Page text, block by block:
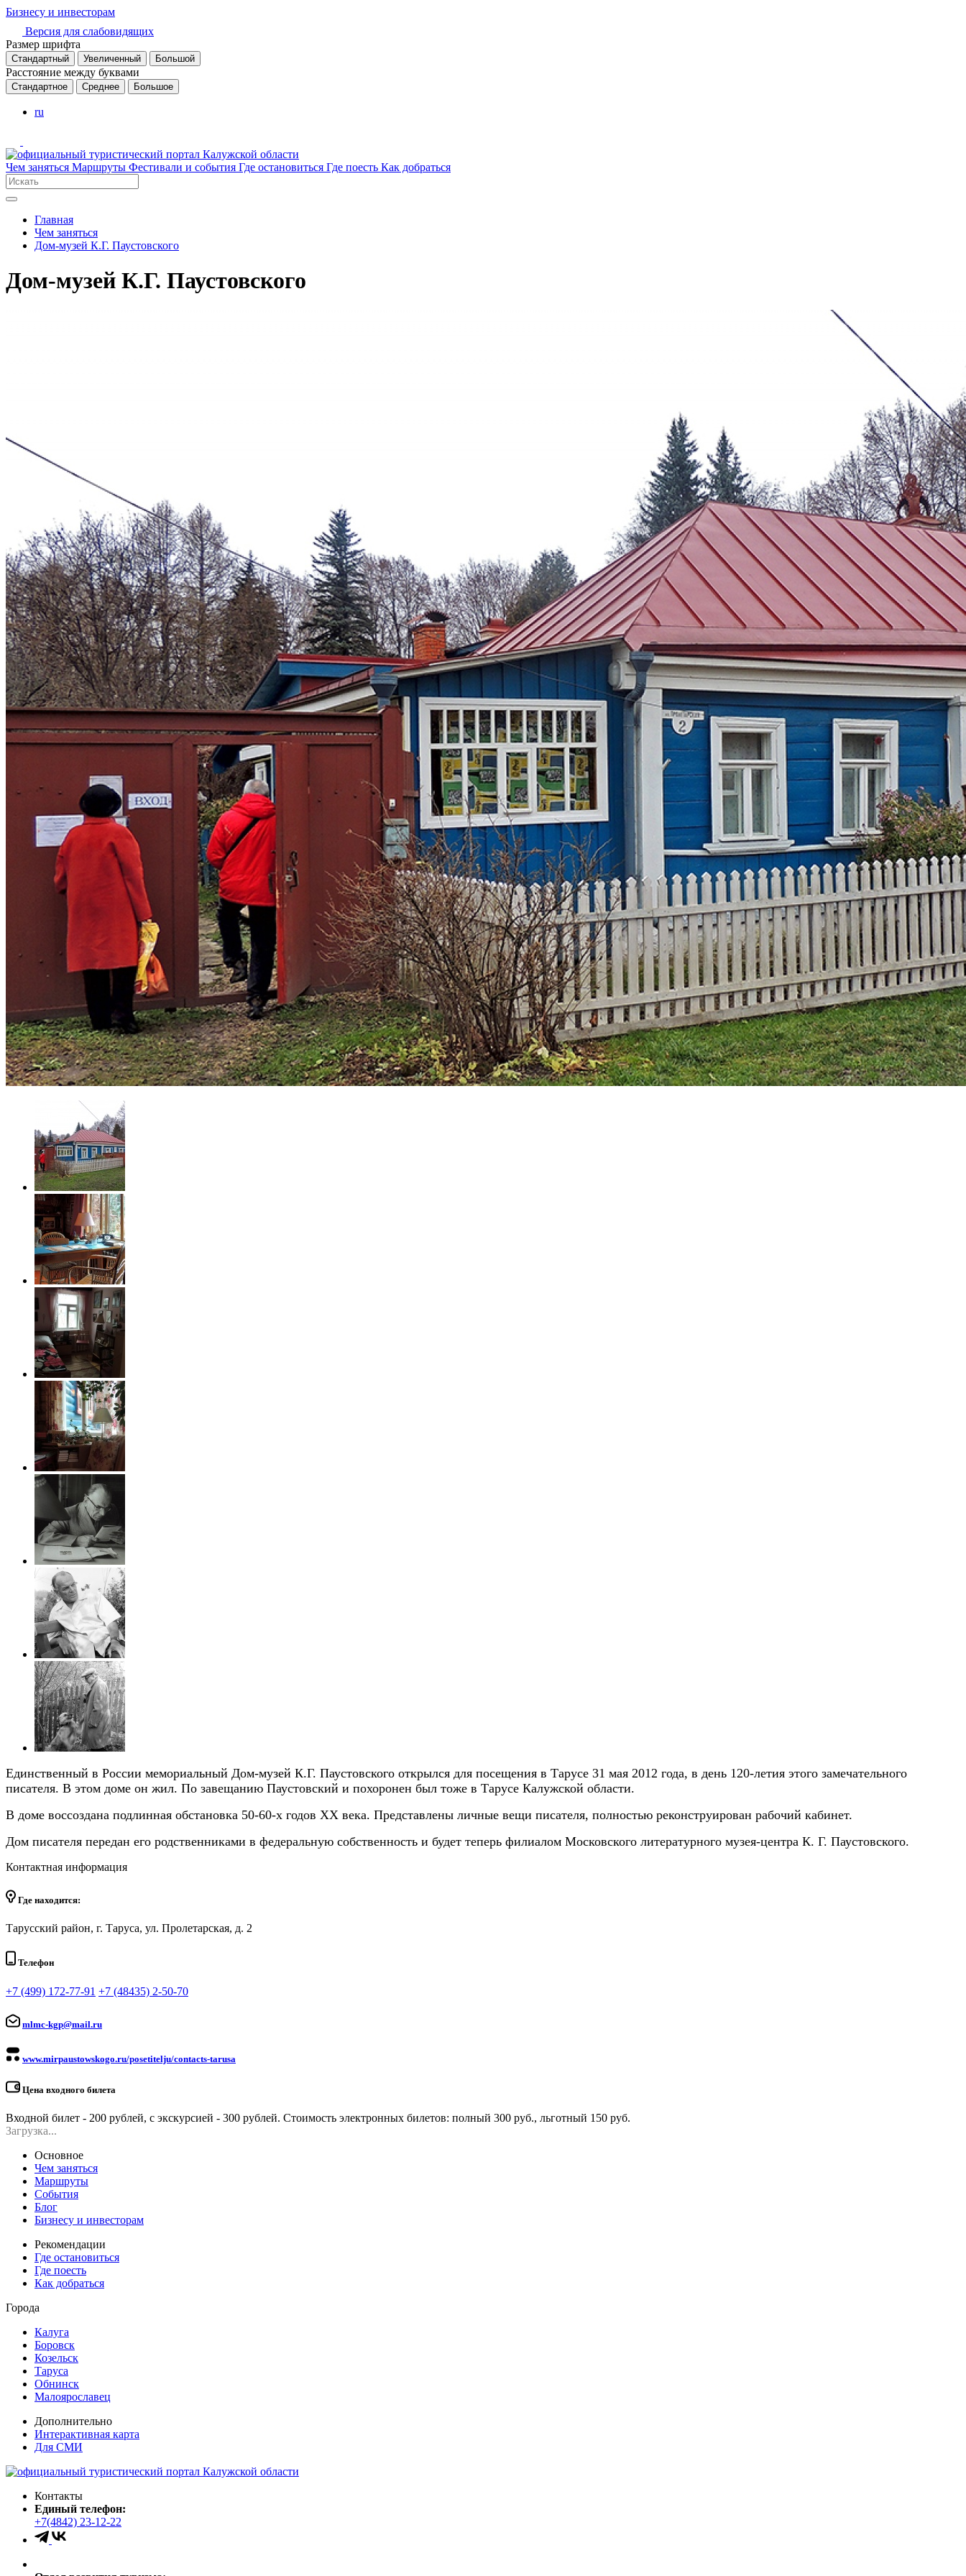
Бизнесу и инвесторам
Версия для слабовидящих
Размер шрифта
Стандартный Увеличенный Большой
Расстояние между буквами
Стандартное Среднее Большое
ru
Чем заняться Маршруты Фестивали и события Где остановиться Где поесть Как добраться
Главная
Чем заняться
Дом-музей К.Г. Паустовского
Дом-музей К.Г. Паустовского
Единственный в России мемориальный Дом-музей К.Г. Паустовского открылся для посещения в Тарусе 31 мая 2012 года, в день 120-летия этого замечательного
писателя. В этом доме он жил. По завещанию Паустовский и похоронен был тоже в Тарусе Калужской области.
В доме воссоздана подлинная обстановка 50-60-х годов ХХ века. Представлены личные вещи писателя, полностью реконструирован рабочий кабинет.
Дом писателя передан его родственниками в федеральную собственность и будет теперь филиалом Московского литературного музея-центра К. Г. Паустовского.
Контактная информация
Где находится:
Тарусский район, г. Таруса, ул. Пролетарская, д. 2
Телефон
+7 (499) 172-77-91 +7 (48435) 2-50-70
mlmc-kgp@mail.ru
www.mirpaustowskogo.ru/posetitelju/contacts-tarusa
Цена входного билета
Входной билет - 200 рублей, с экскурсией - 300 рублей. Стоимость электронных билетов: полный 300 руб., льготный 150 руб.
Загрузка...
Основное
Чем заняться
Маршруты
События
Блог
Бизнесу и инвесторам
Рекомендации
Где остановиться
Где поесть
Как добраться
Города
Калуга
Боровск
Козельск
Таруса
Обнинск
Малоярославец
Дополнительно
Интерактивная карта
Для СМИ
Контакты
Единый телефон:
+7(4842) 23-12-22